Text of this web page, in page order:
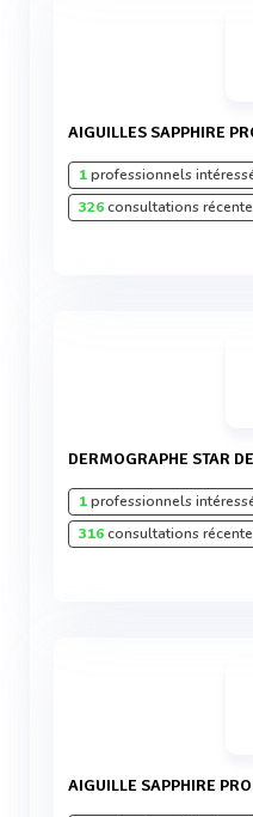
AIGUILLES SAPPHIRE
1professionnels
326consultations
DERMOGRAPHE STAR
1professionnels
316consultations
AIGUILLE SAPPHIRE